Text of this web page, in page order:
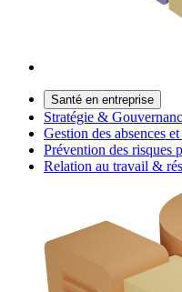
Santé en entreprise
Stratégie &
Gestion des absences
Prévention des risques
Relation au travail &